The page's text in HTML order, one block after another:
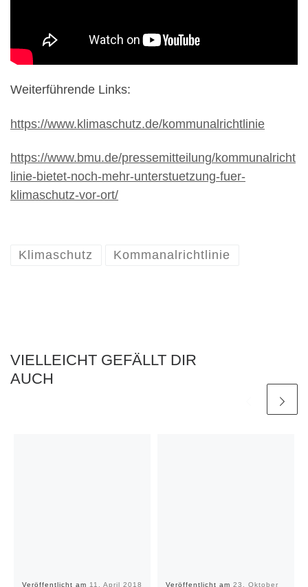
Weiterführende Links:
https://www.klimaschutz.de/kommunalrichtlinie
https://www.bmu.de/pressemitteilung/kommunalricht
linie-bietet-noch-mehr-unterstuetzung-fuer-
klimaschutz-vor-ort/
Klimaschutz Kommanalrichtlinie
VIELLEICHT GEFÄLLT DIR
AUCH
Veröffentlicht am 11. April 2018 Veröffentlicht am 23. Oktober